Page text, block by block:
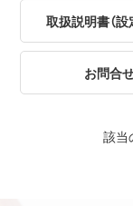
取扱説明書（設
お問合
該当